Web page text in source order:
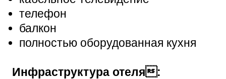
телефон
балкон
полностью оборудованная кухня
Инфраструктура отеля: